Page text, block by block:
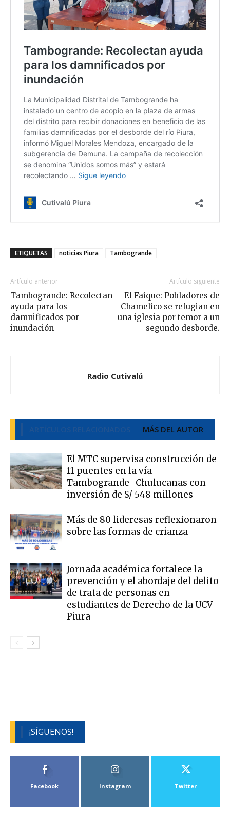
ETIQUETAS noticias Piura Tambogrande
Artículo anterior
Tambogrande: Recolectan
ayuda para los
damnificados por
inundación
Artículo siguiente
El Faique: Pobladores de
Chamelico se refugian en
una iglesia por temor a un
segundo desborde.
Radio Cutivalú
ARTÍCULOS RELACIONADOS MÁS DEL AUTOR
El MTC supervisa construcción de
11 puentes en la vía
Tambogrande–Chulucanas con
inversión de S/ 548 millones
Más de 80 lideresas reflexionaron
sobre las formas de crianza
Jornada académica fortalece la
prevención y el abordaje del delito
de trata de personas en
estudiantes de Derecho de la UCV
Piura
¡SÍGUENOS!